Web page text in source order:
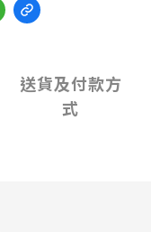
送貨及付款方
式